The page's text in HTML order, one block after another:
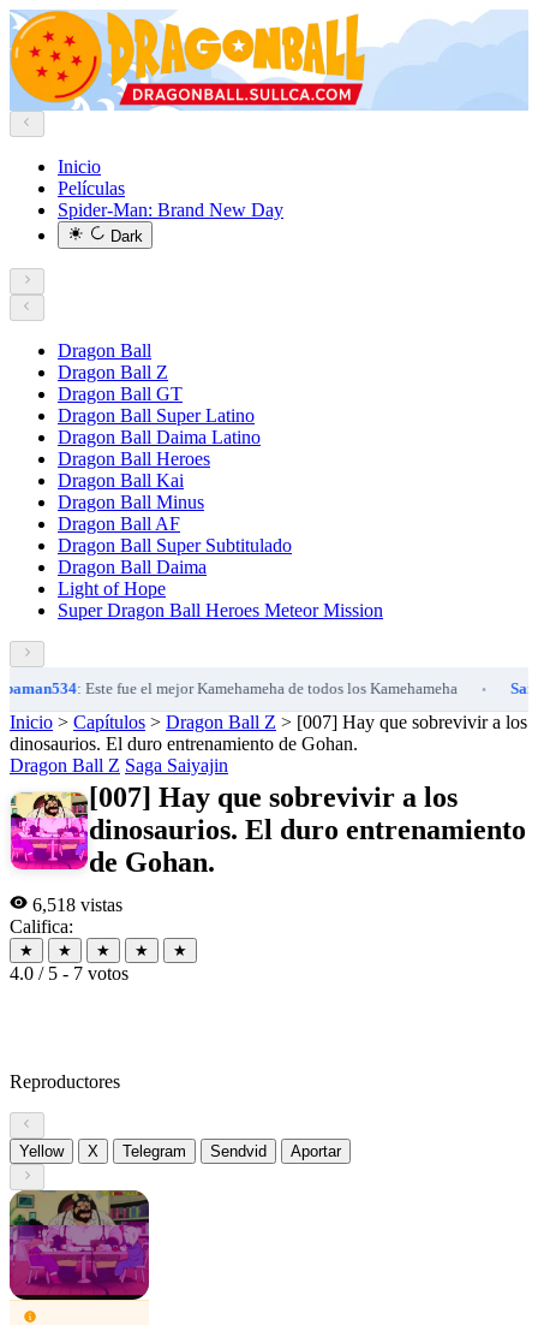
Inicio
Películas
Spider-Man: Brand New Day
Dark
Dragon Ball
Dragon Ball Z
Dragon Ball GT
Dragon Ball Super Latino
Dragon Ball Daima Latino
Dragon Ball Heroes
Dragon Ball Kai
Dragon Ball Minus
Dragon Ball AF
Dragon Ball Super Subtitulado
Dragon Ball Daima
Light of Hope
Super Dragon Ball Heroes Meteor Mission
: Este fue el mejor Kamehameha de todos los Kamehameha •
Inicio > Capítulos > Dragon Ball Z > [007] Hay que sobrevivir a los
dinosaurios. El duro entrenamiento de Gohan.
Dragon Ball Z Saga Saiyajin
[007] Hay que sobrevivir a los
dinosaurios. El duro entrenamiento
de Gohan.
6,518 vistas
Califica:
★ ★ ★ ★ ★
4.0 / 5 - 7 votos
Reproductores
Yellow X Telegram Sendvid Aportar